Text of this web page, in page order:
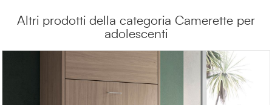
Altri prodotti della categoria Camerette per
adolescenti